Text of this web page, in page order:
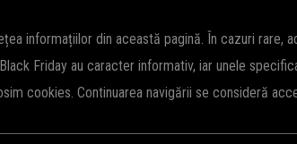
informațiilor din această pagină. În cazuri rare,
Friday au caracter informativ, iar unele
cookies. Continuarea navigării se consideră